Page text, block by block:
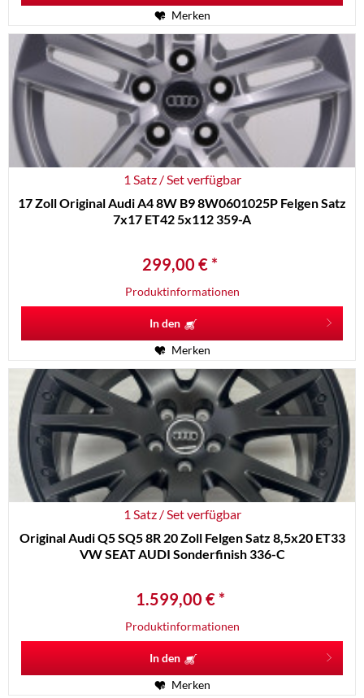
Merken
1 Satz / Set verfügbar
17 Zoll Original Audi A4 8W B9 8W0601025P Felgen Satz
7x17 ET42 5x112 359-A
299,00 € *
Produktinformationen
In den
Merken
1 Satz / Set verfügbar
Original Audi Q5 SQ5 8R 20 Zoll Felgen Satz 8,5x20 ET33
VW SEAT AUDI Sonderfinish 336-C
1.599,00 € *
Produktinformationen
In den
Merken